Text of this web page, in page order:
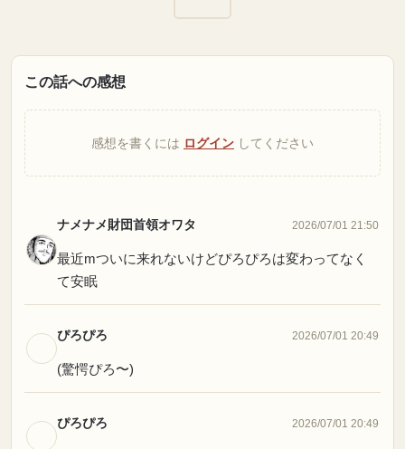
この話への感想
感想を書くには ログイン してください
ナメナメ財団首領オワタ 2026/07/01 21:50
最近mついに来れないけどぴろぴろは変わってなく
て安眠
ぴろぴろ 2026/07/01 20:49
(驚愕ぴろ〜)
ぴろぴろ 2026/07/01 20:49